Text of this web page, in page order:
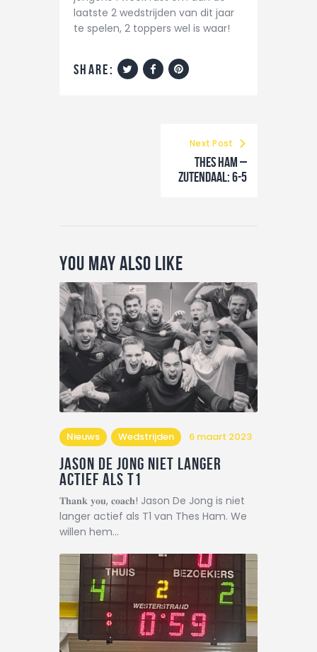
laatste 2 wedstrijden van dit jaar
te spelen, 2 toppers wel is waar!
share:
Next Post
THES Ham –
ZUTENDAAL: 6-5
You May Also Like
Nieuws Wedstrijden 6 maart 2023
Jason de jong niet langer
actief als T1
𝐓𝐡𝐚𝐧𝐤 𝐲𝐨𝐮, 𝐜𝐨𝐚𝐜𝐡! Jason De Jong is niet
langer actief als T1 van Thes Ham. We
willen hem…